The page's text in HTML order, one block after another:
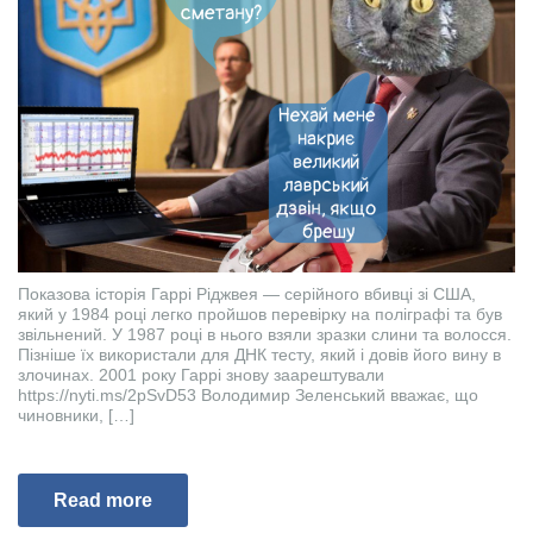
Показова історія Гаррі Ріджвея — серійного вбивці зі США,
який у 1984 році легко пройшов перевірку на поліграфі та був
звільнений. У 1987 році в нього взяли зразки слини та волосся.
Пізніше їх використали для ДНК тесту, який і довів його вину в
злочинах. 2001 року Гаррі знову заарештували
https://nyti.ms/2pSvD53 Володимир Зеленський вважає, що
чиновники, […]
Read more